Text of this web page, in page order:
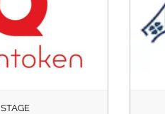
STAGE